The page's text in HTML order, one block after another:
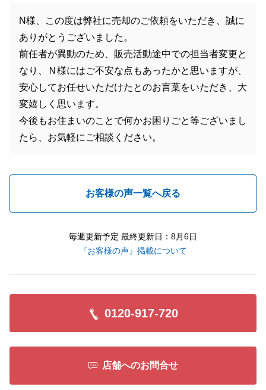
N様、この度は弊社に売却のご依頼をいただき、誠に
ありがとうございました。
前任者が異動のため、販売活動途中での担当者変更と
なり、Ｎ様にはご不安な点もあったかと思いますが、
安心してお任せいただけたとのお言葉をいただき、大
変嬉しく思います。
今後もお住まいのことで何かお困りごと等ございまし
たら、お気軽にご相談ください。
お客様の声一覧へ戻る
毎週更新予定 最終更新日：8月6日
『お客様の声』掲載について
0120-917-720
店舗へのお問合せ